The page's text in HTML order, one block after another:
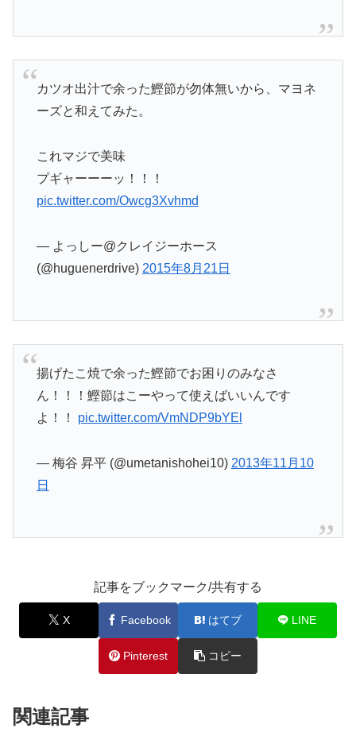
カツオ出汁で余った鰹節が勿体無いから、マヨネ
ーズと和えてみた。
これマジで美味
プギャーーーッ！！！
pic.twitter.com/Owcg3Xvhmd
— よっしー@クレイジーホース
(@huguenerdrive) 2015年8月21日
揚げたこ焼で余った鰹節でお困りのみなさ
ん！！！鰹節はこーやって使えばいいんです
よ！！ pic.twitter.com/VmNDP9bYEl
— 梅谷 昇平 (@umetanishohei10) 2013年11月10
日
記事をブックマーク/共有する
X Facebook はてブ LINE
Pinterest コピー
関連記事